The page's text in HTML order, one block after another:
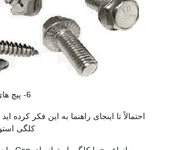
6- پیچ های آلن یا Socket Cap
احتمالاً تا اینجای راهنما به این فکر کرده
کلگی